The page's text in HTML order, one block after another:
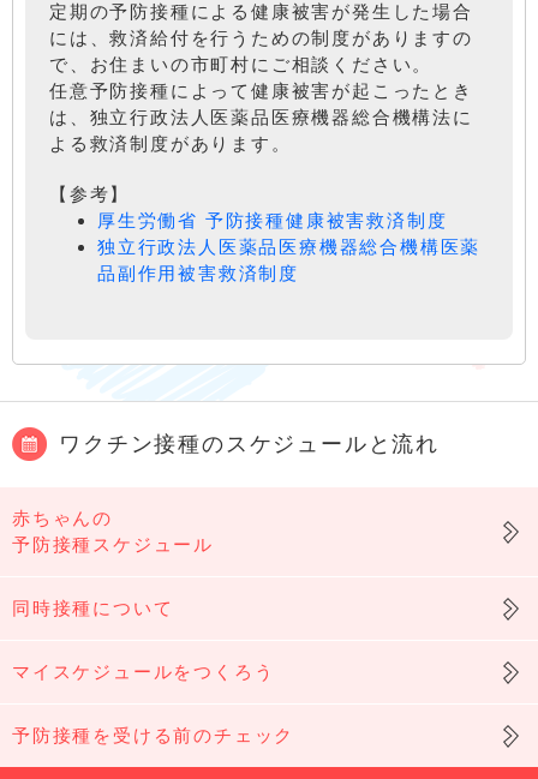
定期の予防接種による健康被害が発生した場合
には、救済給付を行うための制度がありますの
で、お住まいの市町村にご相談ください。
任意予防接種によって健康被害が起こったとき
は、独立行政法人医薬品医療機器総合機構法に
よる救済制度があります。
【参考】
厚生労働省 予防接種健康被害救済制度
独立行政法人医薬品医療機器総合機構医薬
品副作用被害救済制度
ワクチン接種のスケジュールと流れ
赤ちゃんの
予防接種スケジュール
同時接種について
マイスケジュールをつくろう
予防接種を受ける前のチェック